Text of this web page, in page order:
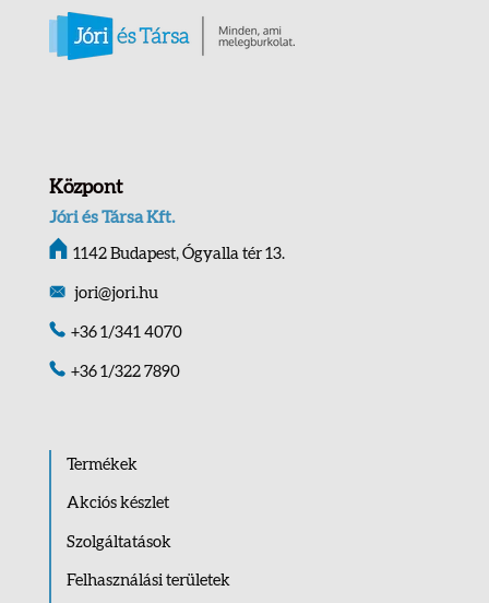
Központ
Jóri és Társa Kft.
1142 Budapest, Ógyalla tér 13.
jori@jori.hu
+36 1/341 4070
+36 1/322 7890
Termékek
Akciós készlet
Szolgáltatások
Felhasználási területek